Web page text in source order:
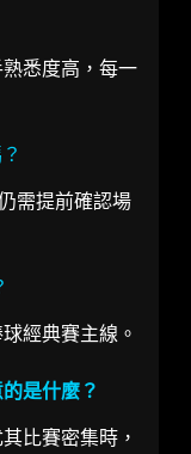
悉度高，每一
需提前確認場
經典賽主線。
是什麼？
比賽密集時，